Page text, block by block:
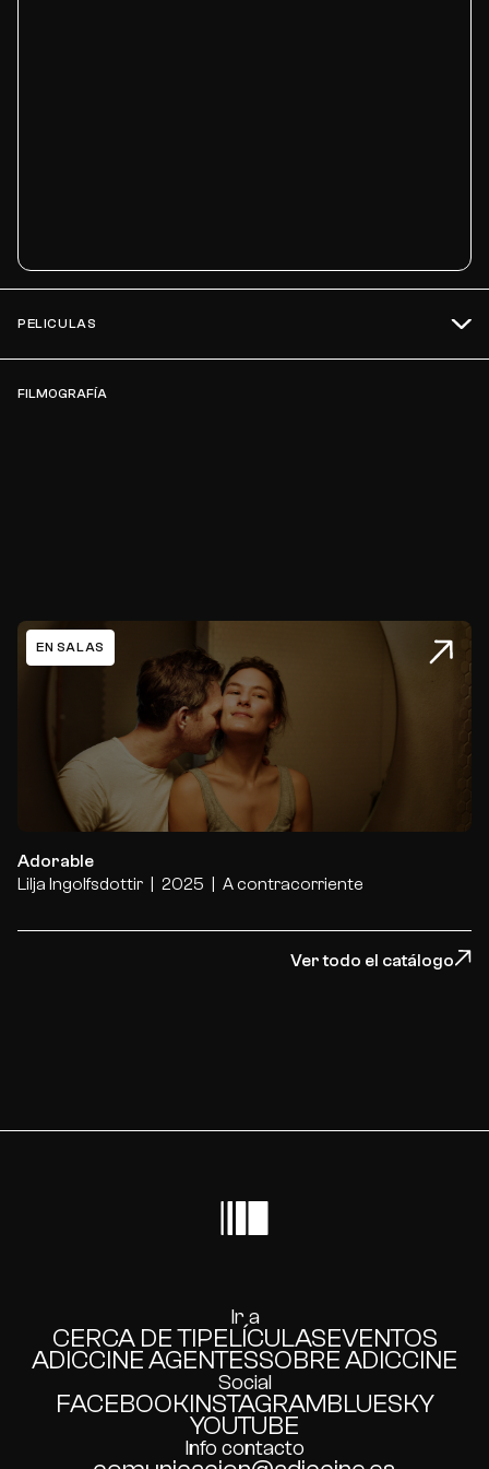
PELICULAS
FILMOGRAFÍA
EN SALAS
Adorable
Adorable
Lilja Ingolfsdottir
2025 A contracorriente
Ver todo el catálogo
Ir a
CERCA DE TIPELÍCULASEVENTOS
ADICCINE AGENTESSOBRE ADICCINE
Social
FACEBOOKINSTAGRAMBLUESKY
YOUTUBE
Info contacto